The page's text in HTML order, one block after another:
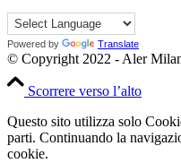
Powered by Translate
© Copyright 2022 - Aler
Scorrere verso l’alto
Questo sito utilizza solo
parti. Continuando la
cookie.